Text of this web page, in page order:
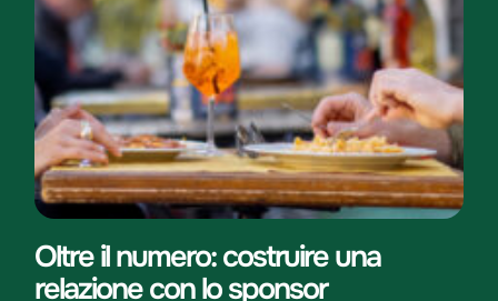
Oltre il numero: costruire una
relazione con lo sponsor